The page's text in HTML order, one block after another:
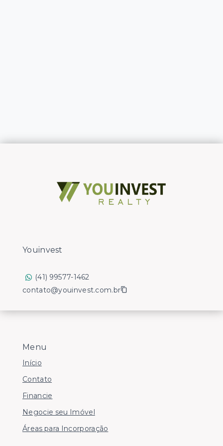
Menu
Início
Contato
Financie
Negocie seu Imóvel
Áreas para Incorporação
Youinvest
(41) 99577-1462
contato@youinvest.com.br